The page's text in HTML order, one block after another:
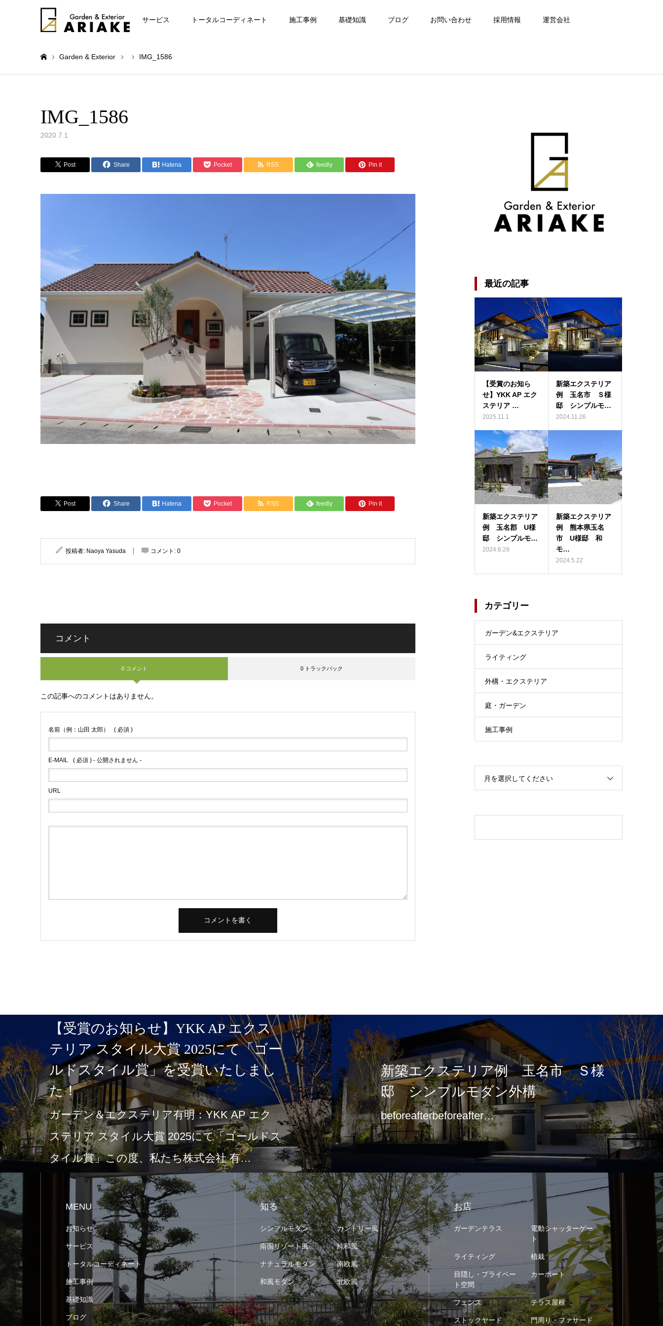
お知らせ サービス トータルコーディネート 施工事例 基礎知識 ブログ お問い合わせ 採用情報 運営会社
Garden & Exterior IMG_1586
IMG_1586
2020.7.1
Post Share Hatena Pocket RSS feedly Pin it
Post Share Hatena Pocket RSS feedly Pin it
投稿者: Naoya Yasuda コメント: 0
コメント
0 コメント 0 トラックバック
この記事へのコメントはありません。
名前（例：山田 太郎） ( 必須 )
E-MAIL ( 必須 ) - 公開されません -
URL
最近の記事
【受賞のお知ら
せ】YKK AP エク
ステリア …
2025.11.1
新築エクステリア
例 玉名市 Ｓ様
邸 シンプルモ…
2024.11.26
新築エクステリア
例 玉名郡 U様
邸 シンプルモ…
2024.6.29
新築エクステリア
例 熊本県玉名
市 U様邸 和
モ…
2024.5.22
カテゴリー
ガーデン&エクステリア
ライティング
外構・エクステリア
庭・ガーデン
施工事例
月を選択してください
【受賞のお知らせ】YKK AP エクス
テリア スタイル大賞 2025にて「ゴー
ルドスタイル賞」を受賞いたしまし
た！
ガーデン＆エクステリア有明：YKK AP エク
ステリア スタイル大賞 2025にて「ゴールドス
タイル賞」この度、私たち株式会社 有…
新築エクステリア例 玉名市 Ｓ様
邸 シンプルモダン外構
beforeafterbeforeafter…
MENU
お知らせ
サービス
トータルコーディネート
施工事例
基礎知識
ブログ
知る
シンプルモダン カントリー風
南国リゾート風 純和風
ナチュラルモダン 南欧風
和風モダン 北欧風
お店
ガーデンテラス
電動シャッターゲー
ト
ライティング 植栽
目隠し・プライベー
ト空間
カーポート
フェンス テラス屋根
ストックヤード 門周り・ファサード